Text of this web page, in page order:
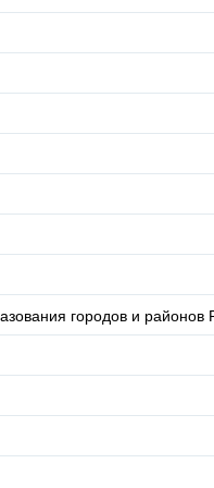
городов и районов